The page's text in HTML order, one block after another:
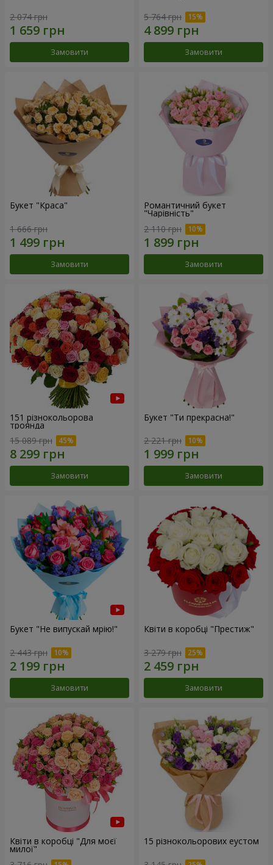
2 074 грн
Замовити
5 764 грн
Замовити
Букет "Краса"
1 666 грн
Замовити
Романтичний букет
"Чарівність"
2 110 грн
Замовити
151 різнокольорова
троянда
15 089 грн
Замовити
Букет "Ти прекрасна!"
2 221 грн
Замовити
Букет "Не випускай мрію!"
2 443 грн
Замовити
Квіти в коробці "Престиж"
3 279 грн
Замовити
Квіти в коробці "Для моєї
милої"
15 різнокольорових еустом